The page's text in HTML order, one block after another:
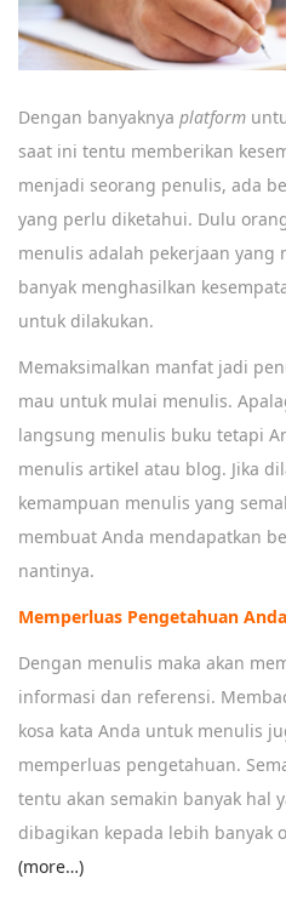
e
r
8
,
2
0
1
9
Dengan banyaknya platform
saat ini tentu memberikan
menjadi seorang penulis, ada
yang perlu diketahui. Dulu
menulis adalah pekerjaan yang
banyak menghasilkan
untuk dilakukan.
Memaksimalkan manfat jadi
mau untuk mulai menulis.
langsung menulis buku tetapi
menulis artikel atau blog. Jika
kemampuan menulis yang
membuat Anda mendapatkan
nantinya.
Memperluas Pengetahuan Anda
Dengan menulis maka akan
informasi dan referensi.
kosa kata Anda untuk menulis
memperluas pengetahuan.
tentu akan semakin banyak hal
dibagikan kepada lebih banyak
(more…)